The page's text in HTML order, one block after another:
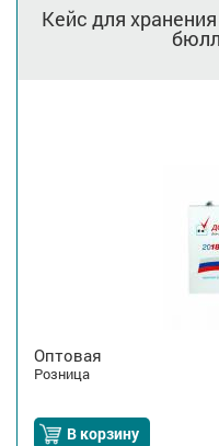
Кейс для
Оптовая
Розница
В корзину